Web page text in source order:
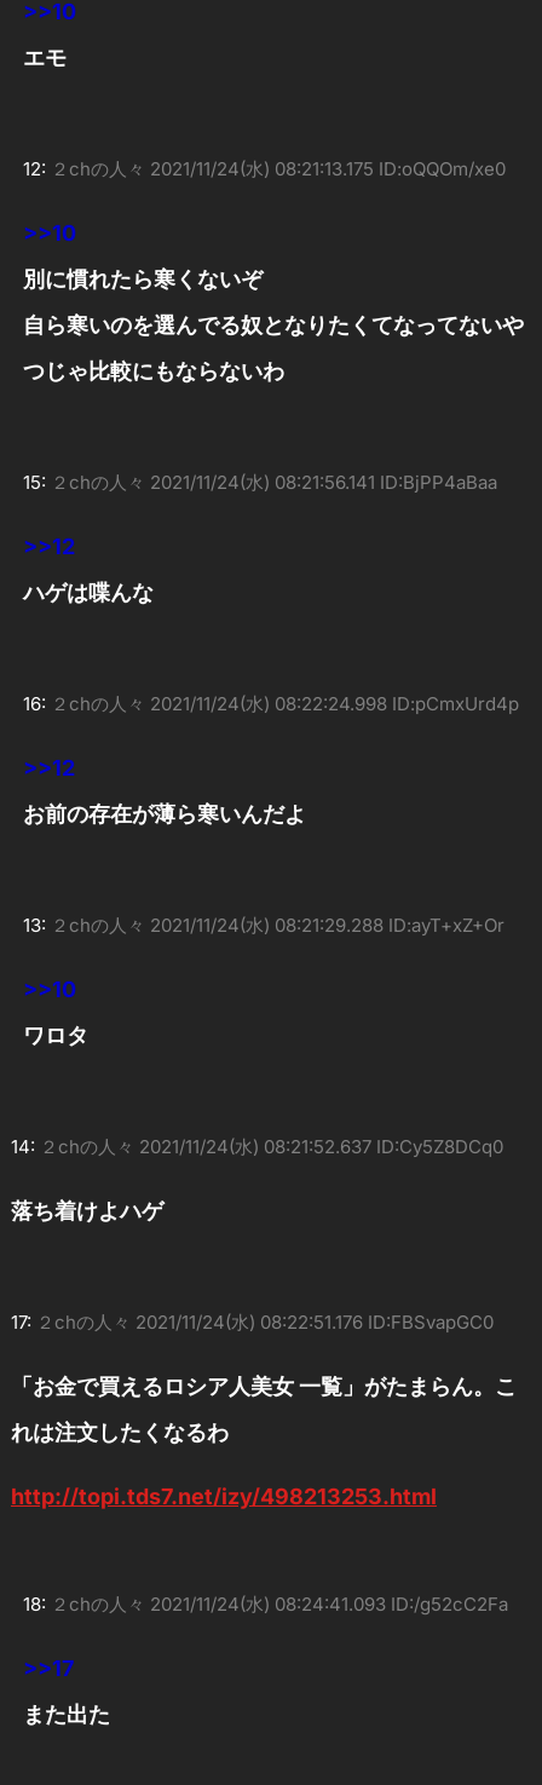
>>10
エモ
12: ２chの人々 2021/11/24(水) 08:21:13.175 ID:oQQOm/xe0
>>10
別に慣れたら寒くないぞ
自ら寒いのを選んでる奴となりたくてなってないや
つじゃ比較にもならないわ
15: ２chの人々 2021/11/24(水) 08:21:56.141 ID:BjPP4aBaa
>>12
ハゲは喋んな
16: ２chの人々 2021/11/24(水) 08:22:24.998 ID:pCmxUrd4p
>>12
お前の存在が薄ら寒いんだよ
13: ２chの人々 2021/11/24(水) 08:21:29.288 ID:ayT+xZ+Or
>>10
ワロタ
14: ２chの人々 2021/11/24(水) 08:21:52.637 ID:Cy5Z8DCq0
落ち着けよハゲ
17: ２chの人々 2021/11/24(水) 08:22:51.176 ID:FBSvapGC0
「お金で買えるロシア人美女 一覧」がたまらん。こ
れは注文したくなるわ
http://topi.tds7.net/izy/498213253.html
18: ２chの人々 2021/11/24(水) 08:24:41.093 ID:/g52cC2Fa
>>17
また出た